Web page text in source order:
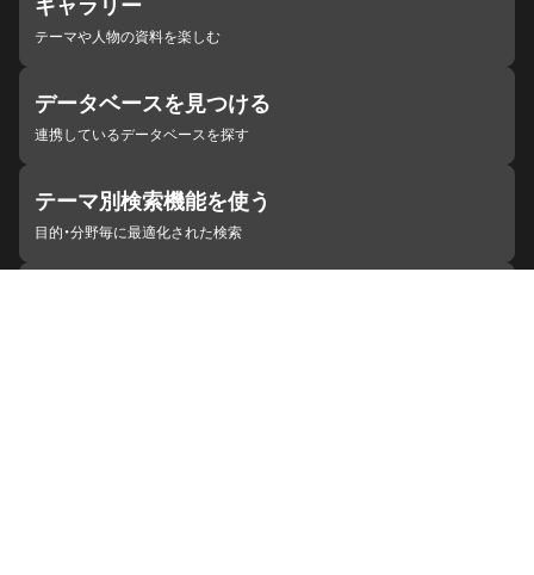
ギャラリー
テーマや人物の資料を楽しむ
データベースを見つける
連携しているデータベースを探す
テーマ別検索機能を使う
目的・分野毎に最適化された検索